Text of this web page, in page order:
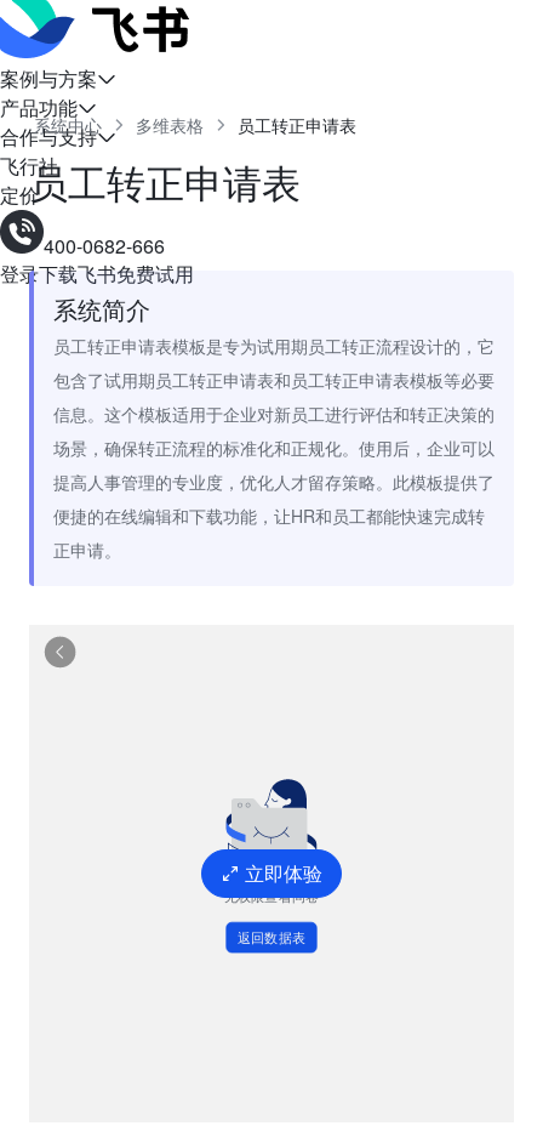
案例与方案
产品功能
合作与支持
飞行社
定价
400-0682-666
登录下载飞书免费试用
系统中心 多维表格 员工转正申请表
员工转正申请表
系统简介
员工转正申请表模板是专为试用期员工转正流程设计的，它
包含了试用期员工转正申请表和员工转正申请表模板等必要
信息。这个模板适用于企业对新员工进行评估和转正决策的
场景，确保转正流程的标准化和正规化。使用后，企业可以
提高人事管理的专业度，优化人才留存策略。此模板提供了
便捷的在线编辑和下载功能，让HR和员工都能快速完成转
正申请。
立即体验